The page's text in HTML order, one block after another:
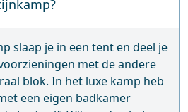
slaap je in een tent en deel je
met de andere
blok. In het luxe kamp heb
een eigen badkamer